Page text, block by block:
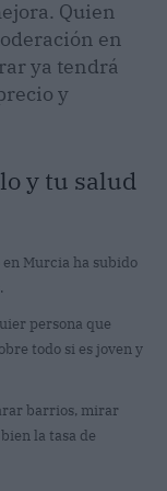
Quien
en
ya tendrá
y
y tu salud
Murcia ha subido
persona que
todo si es joven y
barrios, mirar
la tasa de